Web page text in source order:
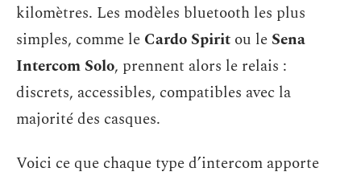
kilomètres. Les modèles bluetooth les plus
simples, comme le Cardo Spirit ou le Sena
Intercom Solo, prennent alors le relais :
discrets, accessibles, compatibles avec la
majorité des casques.
Voici ce que chaque type d’intercom apporte